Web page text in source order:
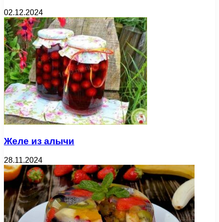
02.12.2024
Желе из алычи
28.11.2024